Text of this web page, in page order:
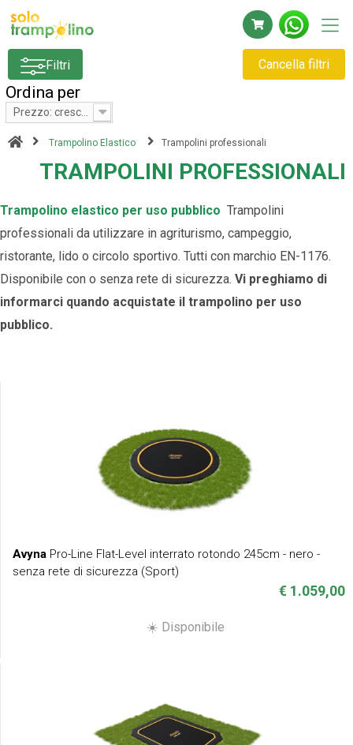
Trampolino Elastico Trampolini professionali
Cancella filtri
Filtri
TRAMPOLINI PROFESSIONALI
Trampolino elastico per uso pubblico Trampolini
professionali da utilizzare in agriturismo, campeggio,
ristorante, lido o circolo sportivo. Tutti con marchio EN-1176.
Disponibile con o senza rete di sicurezza. Vi preghiamo di
informarci quando acquistate il trampolino per uso
pubblico.
Ordina per
Avyna Pro-Line Flat-Level interrato rotondo 245cm - nero -
senza rete di sicurezza (Sport)
€ 1.059,00
☀️ Disponibile